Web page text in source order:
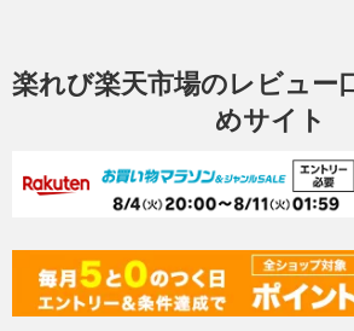
楽れび楽天市場のレビュー
めサイト